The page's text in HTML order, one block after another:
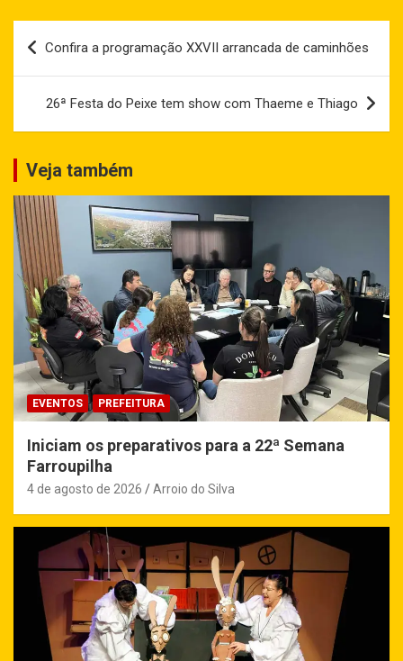
Navegação
de
Post
Confira a programação XXVII arrancada de caminhões
26ª Festa do Peixe tem show com Thaeme e Thiago
Veja também
EVENTOS PREFEITURA
Iniciam os preparativos para a 22ª Semana
Farroupilha
4 de agosto de 2026 Arroio do Silva